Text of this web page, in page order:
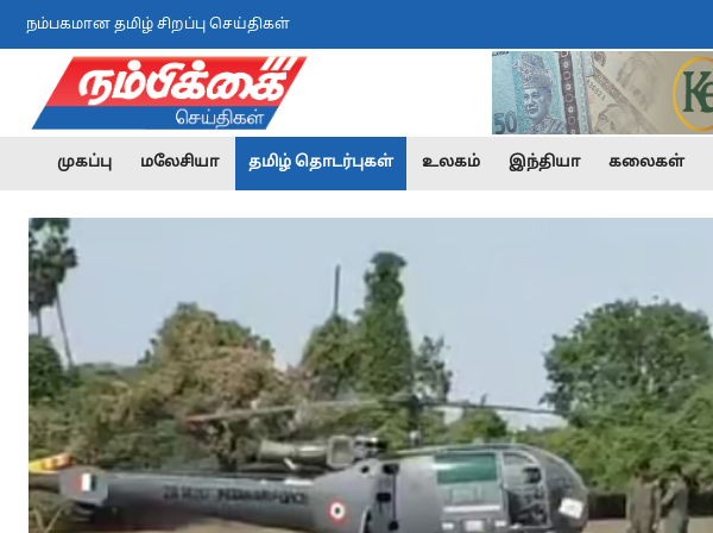
நம்பகமான தமிழ் சிறப்பு செய்திகள்
முகப்பு மலேசியா தமிழ் தொடர்புகள் உலகம் இந்தியா கலைகள்